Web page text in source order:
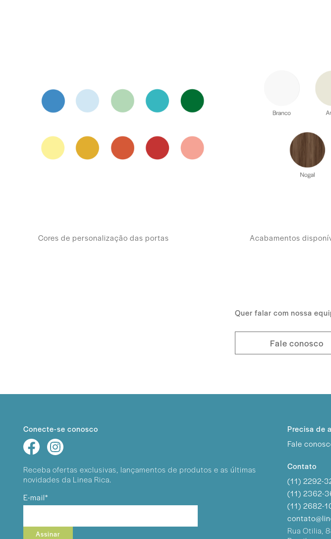
Cores de personalização das portas Acabamentos
Quer falar com nossa
Fale conosco
Conecte-se conosco
Receba ofertas exclusivas, lançamentos de produtos e as últimas
novidades da Linea Rica.
E-mail*
Assinar
Precisa de
Fale
Contato
(11) 2292-
(11) 2362-
(11) 2682-
Rua Otilia,